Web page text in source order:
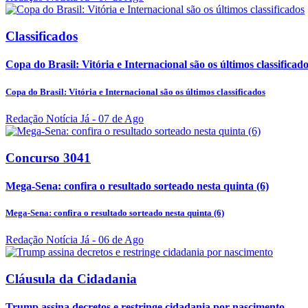
Classificados
Copa do Brasil: Vitória e Internacional são os últimos
Copa do Brasil: Vitória e Internacional são os últimos classificados
Redação Notícia Já - 07 de Ago
Concurso 3041
Mega-Sena: confira o resultado sorteado nesta quinta (6)
Mega-Sena: confira o resultado sorteado nesta quinta (6)
Redação Notícia Já - 06 de Ago
Cláusula da Cidadania